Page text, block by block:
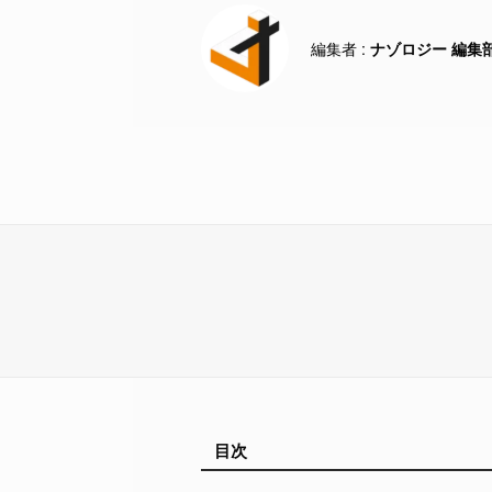
ナゾロジー 編集
目次